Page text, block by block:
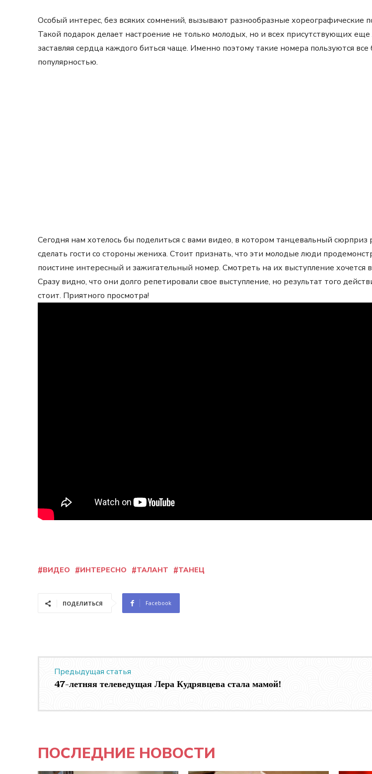
Особый интерес, без всяких сомнений, вызывают разнообразные хореографические
Такой подарок делает настроение не только молодых, но и всех присутствующих еще
заставляя сердца каждого биться чаще. Именно поэтому такие номера пользуются все
популярностью.
Сегодня нам хотелось бы поделиться с вами видео, в котором танцевальный сюрприз
сделать гости со стороны жениха. Стоит признать, что эти молодые люди
поистине интересный и зажигательный номер. Смотреть на их выступление хочется
Сразу видно, что они долго репетировали свое выступление, но результат того
стоит. Приятного просмотра!
ВИДЕО ИНТЕРЕСНО ТАЛАНТ ТАНЕЦ
ПОДЕЛИТЬСЯ Facebook
Предыдущая статья
47-летняя телеведущая Лера Кудрявцева стала мамой!
ПОСЛЕДНИЕ НОВОСТИ